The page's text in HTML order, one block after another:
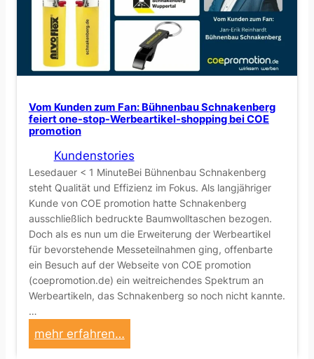
c
t
b
u
e
r
z
e
u
g
!
k
o
t
i
v
e
a
u
f
f
u
n
Vom Kunden zum Fan: Bühnenbau Schnakenberg
feiert one-stop-Werbeartikel-shopping bei COE
promotion
Kundenstories
Lesedauer < 1 MinuteBei Bühnenbau Schnakenberg
steht Qualität und Effizienz im Fokus. Als langjähriger
Kunde von COE promotion hatte Schnakenberg
ausschließlich bedruckte Baumwolltaschen bezogen.
Doch als es nun um die Erweiterung der Werbeartikel
für bevorstehende Messeteilnahmen ging, offenbarte
ein Besuch auf der Webseite von COE promotion
(coepromotion.de) ein weitreichendes Spektrum an
Werbeartikeln, das Schnakenberg so noch nicht kannte.
…
mehr erfahren…
V